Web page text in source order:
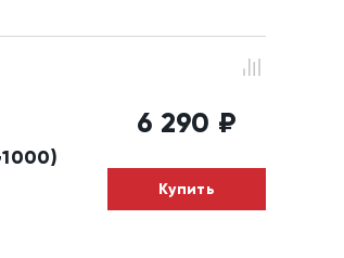
6 290 ₽
Купить